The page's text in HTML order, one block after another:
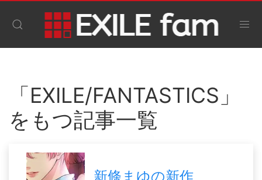
「EXILE/FANTASTICS」
をもつ記事一覧
新條まゆの新作